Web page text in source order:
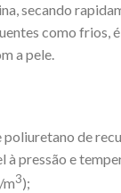
secando
como frios, é
a pele.
poliuretano de
à pressão e
m3);